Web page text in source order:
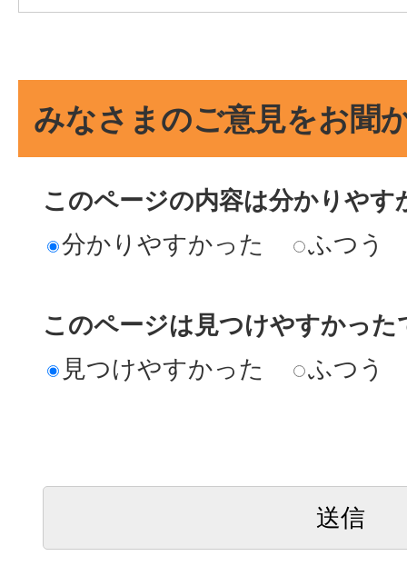
みなさまのご意見をお聞
このページの内容は分かりやす
分かりやすかった
ふつう
このページは見つけやすかった
見つけやすかった
ふつう